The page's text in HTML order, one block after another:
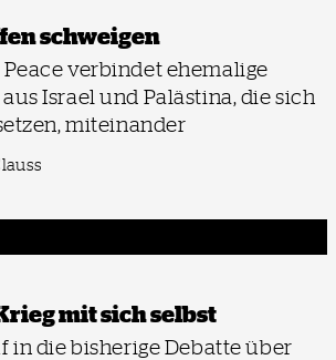
schweigen
verbindet ehemalige
Israel und Palästina, die sich
miteinander
mit sich selbst
in die bisherige Debatte über